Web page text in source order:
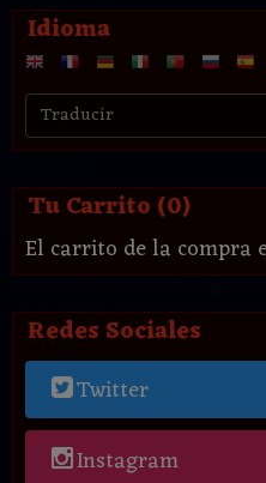
Idioma
Tu Carrito (0)
El carrito de la compra
Redes Sociales
Twitter
Instagram